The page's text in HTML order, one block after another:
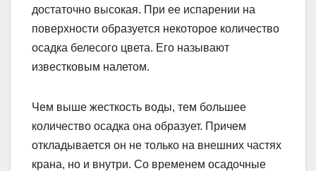
достаточно высокая. При ее испарении на
поверхности образуется некоторое количество
осадка белесого цвета. Его называют
известковым налетом.
Чем выше жесткость воды, тем большее
количество осадка она образует. Причем
откладывается он не только на внешних частях
крана, но и внутри. Со временем осадочные